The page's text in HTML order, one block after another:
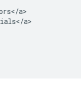
a>
a>